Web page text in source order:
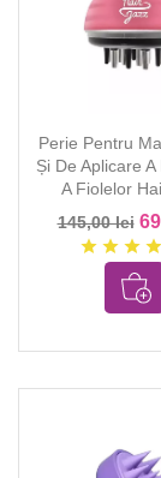
Perie Pentru
Și De Aplicare A
A Fiolelor
145,00 lei
star star star star